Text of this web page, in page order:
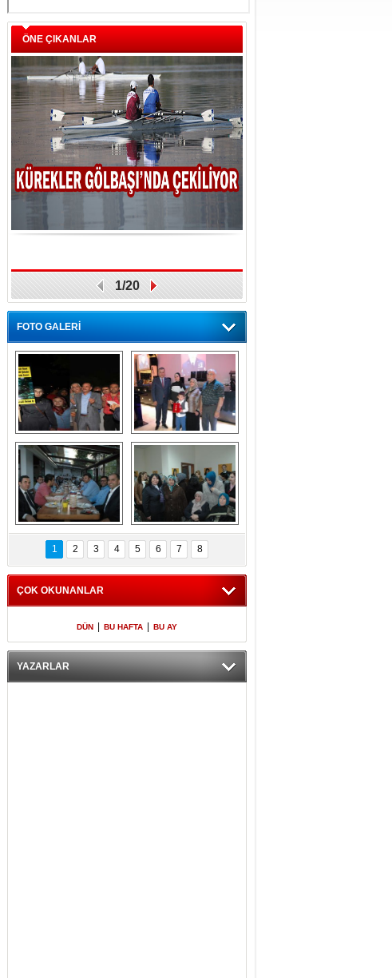
ÖNE ÇIKANLAR
1/20
FOTO GALERİ
Gölbaşı GAZZE
İÇİN YÜRÜDÜ
Kaymakamlıktan
iftar yemeği
Kaymakamlıktan
iftar yemeği
NERGÜL
YILDIRIM SEÇİM
BÜROSUNU AÇTI
1 2 3 4 5 6 7 8
ÇOK OKUNANLAR
DÜN BU HAFTA BU AY
YAZARLAR